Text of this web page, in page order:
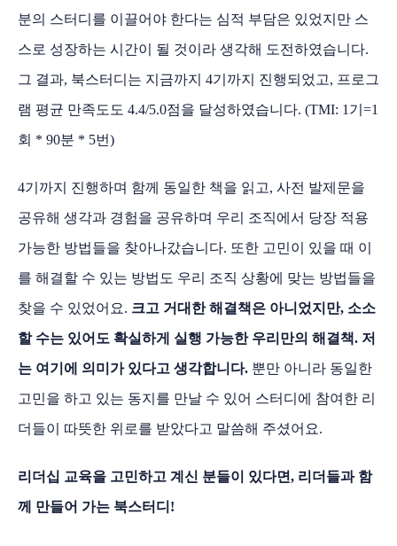
분의 스터디를 이끌어야 한다는 심적 부담은 있었지만 스
스로 성장하는 시간이 될 것이라 생각해 도전하였습니다.
그 결과, 북스터디는 지금까지 4기까지 진행되었고, 프로그
램 평균 만족도도 4.4/5.0점을 달성하였습니다. (TMI: 1기=1
회 * 90분 * 5번)
4기까지 진행하며 함께 동일한 책을 읽고, 사전 발제문을
공유해 생각과 경험을 공유하며 우리 조직에서 당장 적용
가능한 방법들을 찾아나갔습니다. 또한 고민이 있을 때 이
를 해결할 수 있는 방법도 우리 조직 상황에 맞는 방법들을
찾을 수 있었어요. 크고 거대한 해결책은 아니었지만, 소소
할 수는 있어도 확실하게 실행 가능한 우리만의 해결책. 저
는 여기에 의미가 있다고 생각합니다. 뿐만 아니라 동일한
고민을 하고 있는 동지를 만날 수 있어 스터디에 참여한 리
더들이 따뜻한 위로를 받았다고 말씀해 주셨어요.
리더십 교육을 고민하고 계신 분들이 있다면, 리더들과 함
께 만들어 가는 북스터디!